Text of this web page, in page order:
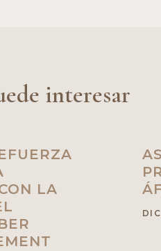
interesar
LA